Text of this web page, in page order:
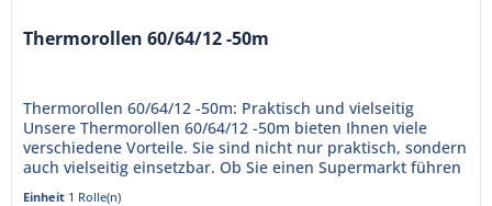
Thermorollen 60/64/12 -50m
Thermorollen 60/64/12 -50m: Praktisch und vielseitig
Unsere Thermorollen 60/64/12 -50m bieten Ihnen viele
verschiedene Vorteile. Sie sind nicht nur praktisch, sondern
auch vielseitig einsetzbar. Ob Sie einen Supermarkt führen
oder im...
Einheit 1 Rolle(n)